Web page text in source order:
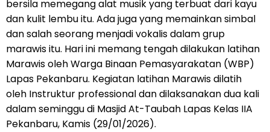
bersila memegang alat musik yang terbuat dari kayu
dan kulit lembu itu. Ada juga yang memainkan simbal
dan salah seorang menjadi vokalis dalam grup
marawis itu. Hari ini memang tengah dilakukan latihan
Marawis oleh Warga Binaan Pemasyarakatan (WBP)
Lapas Pekanbaru. Kegiatan latihan Marawis dilatih
oleh Instruktur professional dan dilaksanakan dua kali
dalam seminggu di Masjid At-Taubah Lapas Kelas IIA
Pekanbaru, Kamis (29/01/2026).